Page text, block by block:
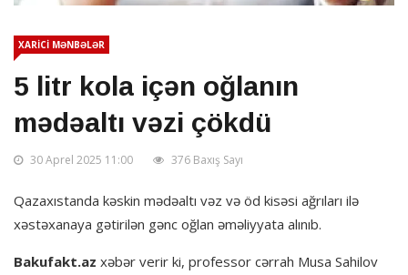
XARİCİ MƏNBƏLƏR
5 litr kola içən oğlanın
mədəaltı vəzi çökdü
30 Aprel 2025 11:00 376 Baxış Sayı
Qazaxıstanda kəskin mədəaltı vəz və öd kisəsi ağrıları ilə
xəstəxanaya gətirilən gənc oğlan əməliyyata alınıb.
Bakufakt.az xəbər verir ki, professor cərrah Musa Sahilov